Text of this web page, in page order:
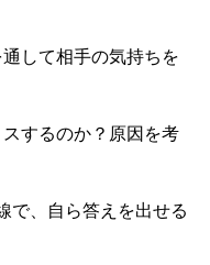
して相手の気持ちを
するのか？原因を考
で、自ら答えを出せる